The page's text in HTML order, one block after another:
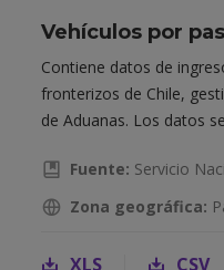
Vehículos por
Contiene datos de
fronterizos de Chile,
de Aduanas. Los datos
Fuente: Servicio
Zona geográfica:
XLS CSV